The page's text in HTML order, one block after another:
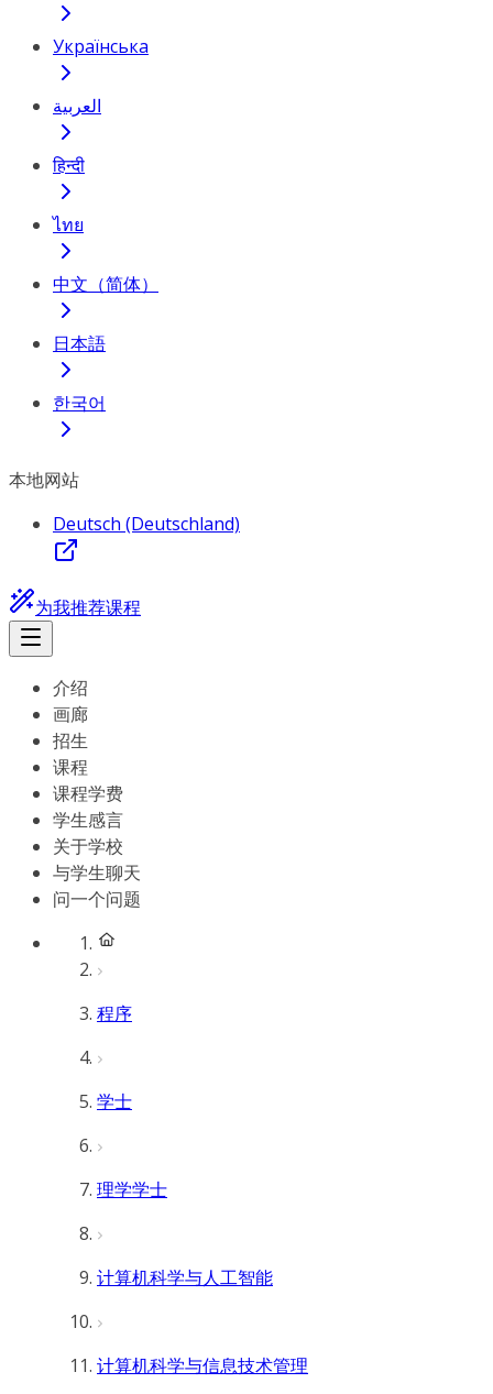
Українська
العربية
हिन्दी
ไทย
中文（简体）
日本語
한국어
本地网站
Deutsch (Deutschland)
为我推荐课程
介绍
画廊
招生
课程
课程学费
学生感言
关于学校
与学生聊天
问一个问题
程序
学士
理学学士
计算机科学与人工智能
计算机科学与信息技术管理